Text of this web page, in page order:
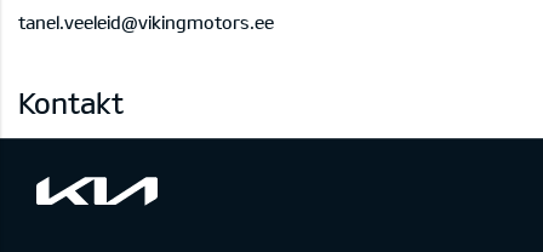
tanel.veeleid@vikingmotors.ee
Kontakt